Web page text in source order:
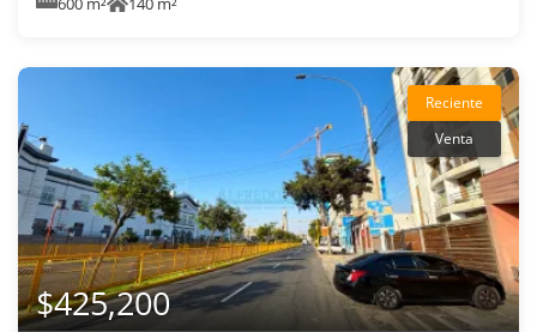
Reciente
Venta
$425,200